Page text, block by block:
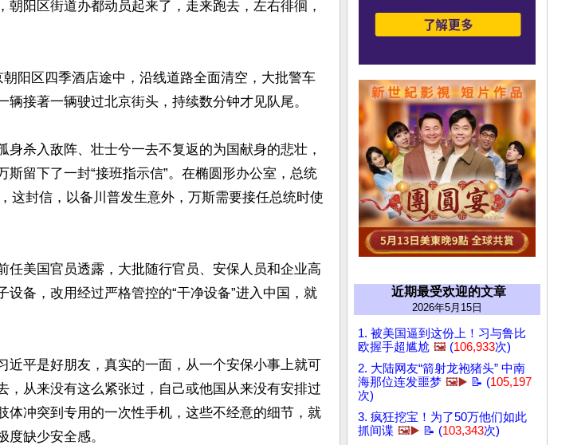
阳区街道办都动员起来了，走来跑去，左右徘徊，
阳区四季酒店途中，沿线道路全面清空，大批警车
接著一辆驶过北京街头，持续数分钟才见队尾。
杀入敌阵、壮士兮一去不复返的为国献身的悲壮，
留下了一封“接班指示信”。在椭圆形办公室，总统
这封信，以备川普发生意外，万斯需要接任总统时使
任美国官员透露，大批随行官员、安保人员和企业高
备，改用经过严格管控的“干净设备”进入中国，就
近平是好朋友，真实的一面，从一个安保小事上就可
，从来没有这么紧张过，自己或他国从来没有安排过
体冲突到专用的一次性手机，这些不经意的细节，就
缺少安全感。
近期最受欢迎的文章
2026年5月15日
1. 被美国逼到这份上！习与鲁比
欧握手超尴尬 🖼️ (106,933次)
2. 大陆网友“箭射龙袍猪头” 中南
海那位连发噩梦 🖼️▶️ 📝 (105,197
次)
3. 疯狂挖宝！为了50万他们如此
抓间谍 🖼️▶️ 📝 (103,343次)